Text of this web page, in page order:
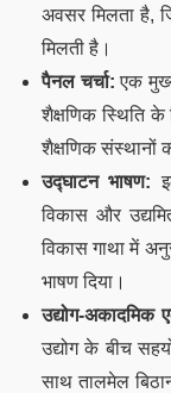
अवसर मिलता है,
मिलती है।
पैनल चर्चा: एक
शैक्षणिक स्थिति के
शैक्षणिक संस्थानों
उद्घाटन भाषण:
विकास और
विकास गाथा में
भाषण दिया।
उद्योग-अकादमिक
उद्योग के बीच
साथ तालमेल